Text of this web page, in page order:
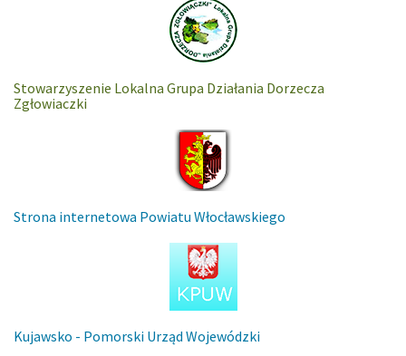
Stowarzyszenie Lokalna Grupa Działania Dorzecza
Zgłowiaczki
Strona internetowa Powiatu Włocławskiego
Kujawsko - Pomorski Urząd Wojewódzki